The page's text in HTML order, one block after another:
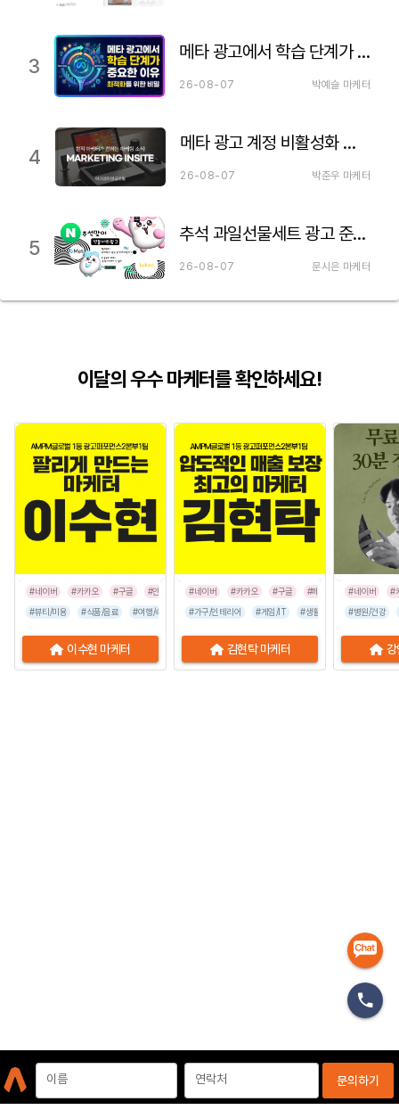
3
메타 광고에서 학습 단계가 중요한 이유
26-08-07 박예슬 마케터
4
메타 광고 계정 비활성화 원인 분석과 실전 해제 가이드 🔓
26-08-07 박준우 마케터
5
추석 과일선물세트 광고 준비하기
26-08-07 문시은 마케터
이달의 우수 마케터를 확인하세요!
#네이버 #카카오 #구글
#인스타그램
#뷰티/미용
#식품/음료 #여행/숙박 #유통/쇼핑몰 #프랜차이즈 #음식점
이수현 마케터
#네이버 #카카오 #구글 #페이스북
#인스타그램
#가구/인테리어
#게임/IT #생활/리빙 #공공기관
김현탁 마케터
#네이버
#
#병원/건강
강
마케터
개인정보처리방침 이용약관 이메일무단수집거부
이름 연락처 문의하기